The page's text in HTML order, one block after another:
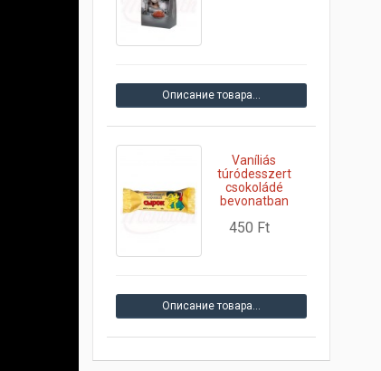
Описание товара…
Vaníliás
túródesszert
csokoládé
bevonatban
450 Ft
Описание товара…